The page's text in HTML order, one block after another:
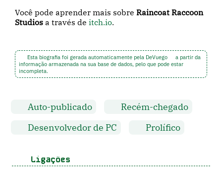
Você pode aprender mais sobreRaincoat Raccoon
Studios a través deitch.io.
Esta biografia foi gerada automaticamente pela DeVuego
a partir da
informação armazenada na sua base de dados, pelo que pode estar
incompleta.
Auto-publicado
Recém-chegado
Desenvolvedor de PC
Prolífico
Ligações